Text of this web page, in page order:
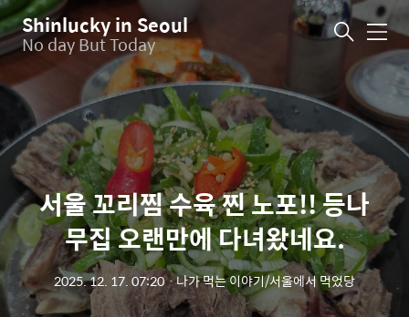
Shinlucky in Seoul
No day But Today 메
뉴
서울 꼬리찜 수육 찐 노포!! 등나
무집 오랜만에 다녀왔네요.
2025. 12. 17. 07:20ㆍ나가 먹는 이야기/서울에서 먹었당